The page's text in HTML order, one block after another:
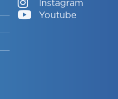
Instagram
Youtube